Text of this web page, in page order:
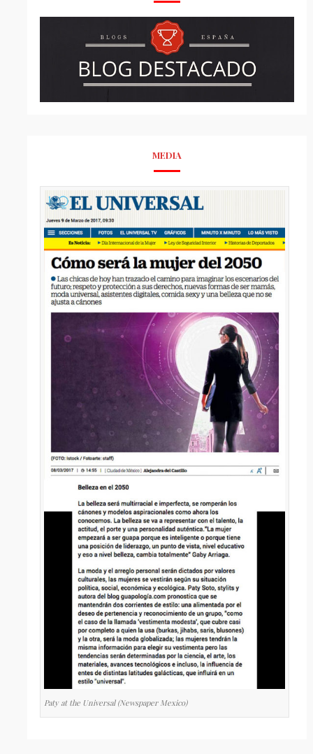
MEDIA
Paty at the Universal (Newspaper Mexico)